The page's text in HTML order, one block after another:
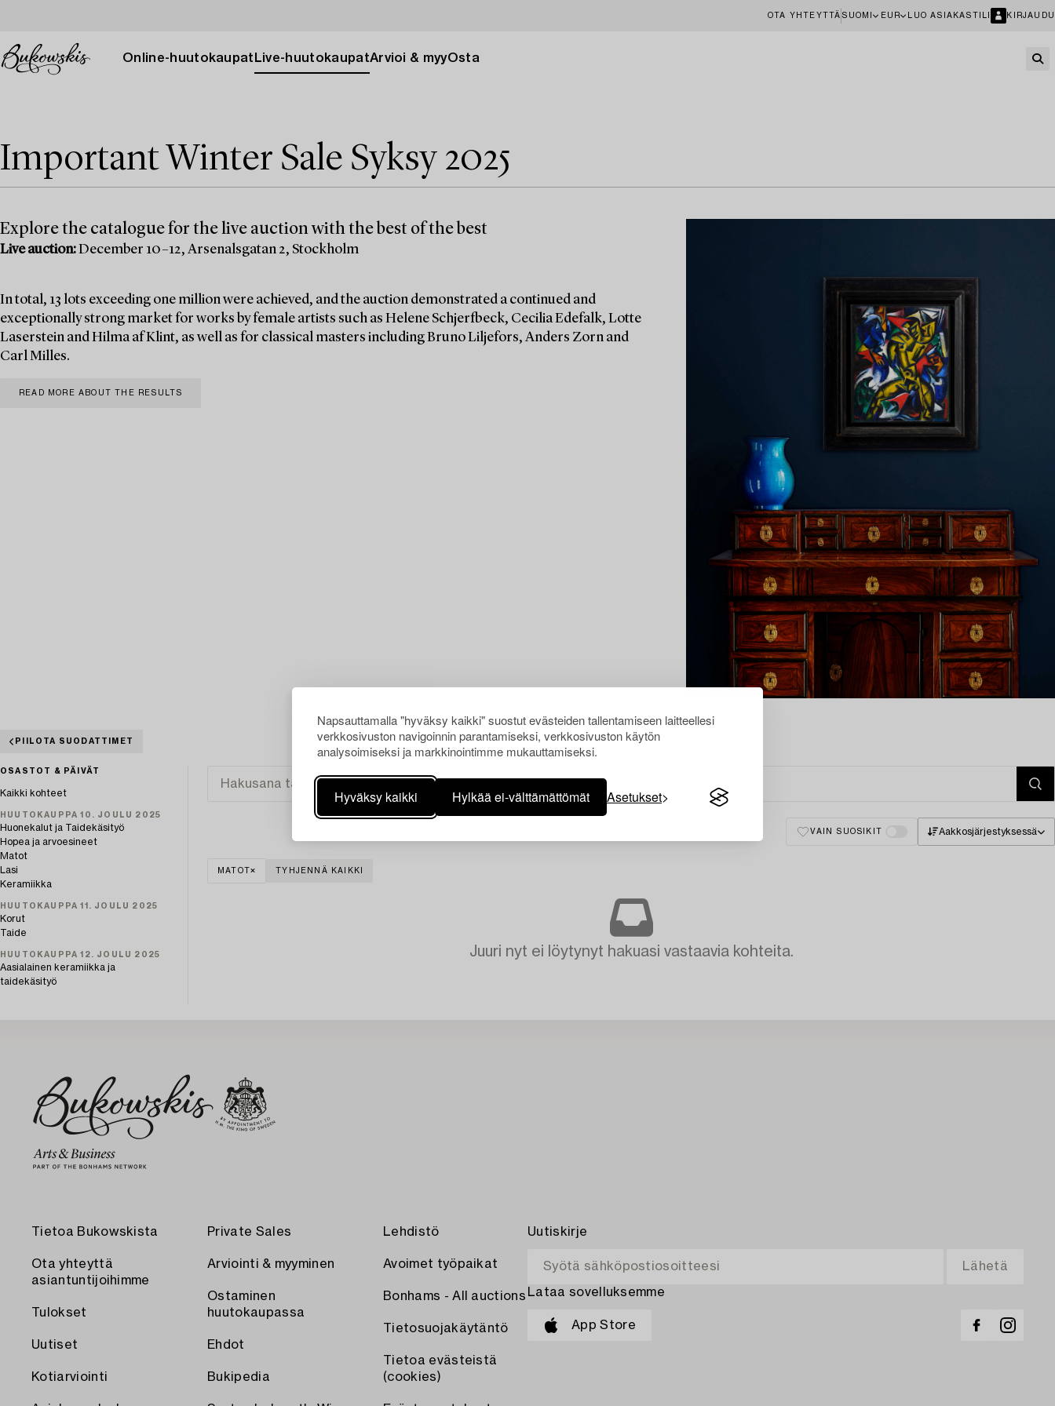
Napsauttamalla "hyväksy kaikki" suostut evästeiden tallentamiseen laitteellesi
verkkosivuston navigoinnin parantamiseksi, verkkosivuston käytön
analysoimiseksi ja markkinointimme mukauttamiseksi.
Hyväksy kaikki Hylkää ei-välttämättömät Asetukset
OTA YHTEYTTÄ SUOMI EUR LUO ASIAKASTILI KIRJAUDU
Online-huutokaupat Live-huutokaupatArvioi & myyOsta
Important Winter Sale Syksy 2025
Explore the catalogue for the live auction with the best of the best
Live auction:December 10–12, Arsenalsgatan 2, Stockholm
In total, 13 lots exceeding one million were achieved, and the auction demonstrated a continued and
exceptionally strong market for works by female artists such as Helene Schjerfbeck, Cecilia Edefalk, Lotte
Laserstein and Hilma af Klint, as well as for classical masters including Bruno Liljefors, Anders Zorn and
Carl Milles.
READ MORE ABOUT THE RESULTS
PIILOTA SUODATTIMET
OSASTOT & PÄIVÄT
Kaikki kohteet
HUUTOKAUPPA 10. JOULU 2025
Huonekalut ja Taidekäsityö
Hopea ja arvoesineet
Matot
Lasi
Keramiikka
HUUTOKAUPPA 11. JOULU 2025
Korut
Taide
HUUTOKAUPPA 12. JOULU 2025
Aasialainen keramiikka ja
taidekäsityö
VAIN SUOSIKIT Aakkosjärjestyksessä
MATOT TYHJENNÄ KAIKKI
Juuri nyt ei löytynyt hakuasi vastaavia kohteita.
Tietoa Bukowskista
Ota yhteyttä
asiantuntijoihimme
Tulokset
Uutiset
Kotiarviointi
Private Sales
Arviointi & myyminen
Ostaminen
huutokaupassa
Ehdot
Bukipedia
Lehdistö
Avoimet työpaikat
Bonhams - All auctions
Tietosuojakäytäntö
Tietoa evästeistä
(cookies)
Uutiskirje
Lataa sovelluksemme
App Store